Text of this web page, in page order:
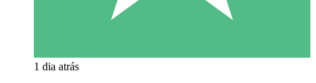
1 dia atrás